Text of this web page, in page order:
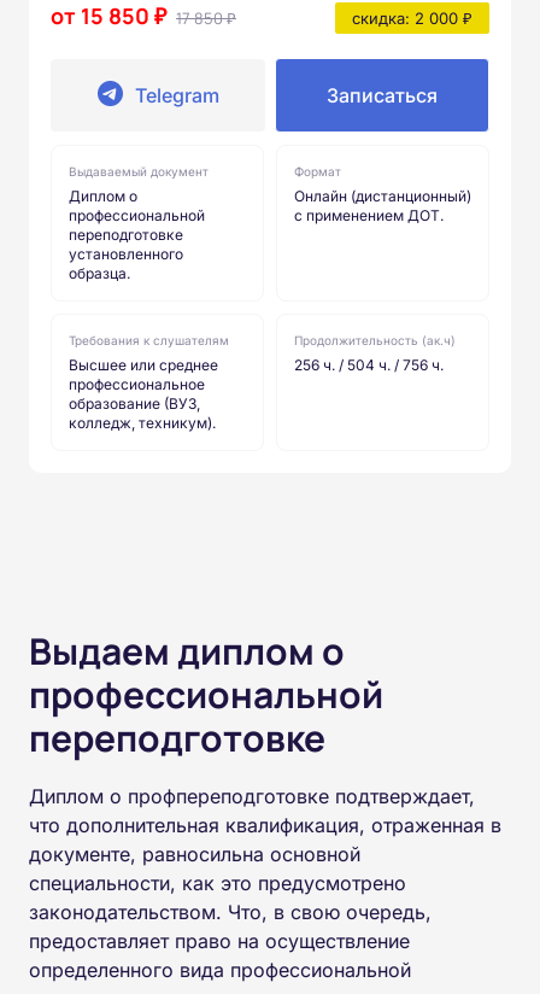
от 15 850 ₽ 17 850 ₽ скидка: 2 000 ₽
Telegram Записаться
Выдаваемый документ
Диплом о
профессиональной
переподготовке
установленного
образца.
Формат
Онлайн (дистанционный)
с применением ДОТ.
Требования к слушателям
Высшее или среднее
профессиональное
образование (ВУЗ,
колледж, техникум).
Продолжительность (ак.ч)
256 ч. / 504 ч. / 756 ч.
Выдаем диплом о
профессиональной
переподготовке
Диплом о профпереподготовке подтверждает,
что дополнительная квалификация, отраженная в
документе, равносильна основной
специальности, как это предусмотрено
законодательством. Что, в свою очередь,
предоставляет право на осуществление
определенного вида профессиональной